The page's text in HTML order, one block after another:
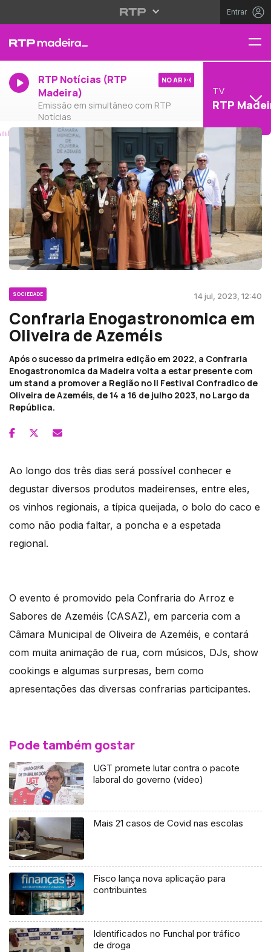
Entrar
RTP Notícias (RTP
Madeira)
Emissão em simultâneo com RTP
Notícias
NO AR
TV
RTP
SOCIEDADE 14 jul, 2023, 12:40
Confraria Enogastronomica em
Oliveira de Azeméis
Após o sucesso da primeira edição em 2022, a Confraria
Enogastronomica da Madeira volta a estar presente com
um stand a promover a Região no II Festival Confradico de
Oliveira de Azeméis, de 14 a 16 de julho 2023, no Largo da
República.
Ao longo dos três dias será possível conhecer e
degustar diversos produtos madeirenses, entre eles,
os vinhos regionais, a típica queijada, o bolo do caco e
como não podia faltar, a poncha e a espetada
regional.
O evento é promovido pela Confraria do Arroz e
Sabores de Azeméis (CASAZ), em parceria com a
Câmara Municipal de Oliveira de Azeméis, e contará
com muita animação de rua, com músicos, DJs, show
cookings e algumas surpresas, bem como
apresentações das diversas confrarias participantes.
Pode também gostar
UGT promete lutar contra o pacote
laboral do governo (vídeo)
Mais 21 casos de Covid nas escolas
Fisco lança nova aplicação para
contribuintes
Identificados no Funchal por tráfico
de droga